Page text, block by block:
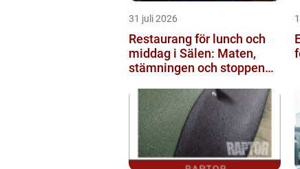
31 juli 2026
Restaurang för lunch och
middag i Sälen: Maten,
stämningen och stoppen